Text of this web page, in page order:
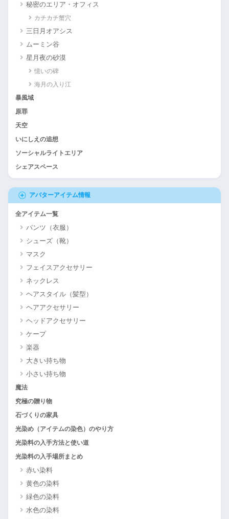
秘密のエリア・オフィス
カチカチ蟹穴
三日月オアシス
ムーミン谷
星月夜の砂漠
憶いの碑
海月の入り江
暴風域
原罪
天空
いにしえの追想
ソーシャルライトエリア
シェアスペース
アバターアイテム情報
全アイテム一覧
パンツ（衣服）
シューズ（靴）
マスク
フェイスアクセサリー
ネックレス
ヘアスタイル（髪型）
ヘアアクセサリー
ヘッドアクセサリー
ケープ
楽器
大きい持ち物
小さい持ち物
魔法
究極の贈り物
石づくりの家具
光染め（アイテムの染色）のやり方
光染料の入手方法と使い道
光染料の入手場所まとめ
赤い染料
黄色の染料
緑色の染料
水色の染料